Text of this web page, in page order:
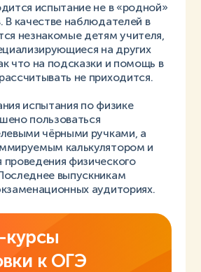
испытание не в «родной»
В качестве наблюдателей в
незнакомые детям учителя,
на других
что на подсказки и помощь в
не приходится.
испытания по физике
пользоваться
чёрными ручками, а
калькулятором и
физического
выпускникам
аудиториях.
к ОГЭ